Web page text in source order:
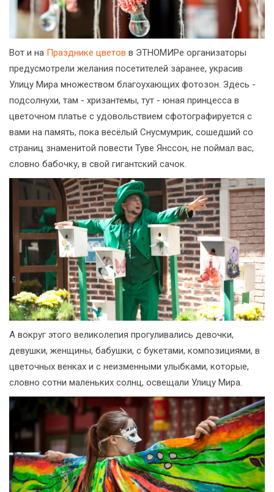
Вот и на Празднике цветов в ЭТНОМИРе организаторы
предусмотрели желания посетителей заранее, украсив
Улицу Мира множеством благоухающих фотозон. Здесь -
подсолнухи, там - хризантемы, тут - юная принцесса в
цветочном платье с удовольствием сфотографируется с
вами на память, пока весёлый Снусмумрик, сошедший со
страниц знаменитой повести Туве Янссон, не поймал вас,
словно бабочку, в свой гигантский сачок.
А вокруг этого великолепия прогуливались девочки,
девушки, женщины, бабушки, с букетами, композициями, в
цветочных венках и с неизменными улыбками, которые,
словно сотни маленьких солнц, освещали Улицу Мира.